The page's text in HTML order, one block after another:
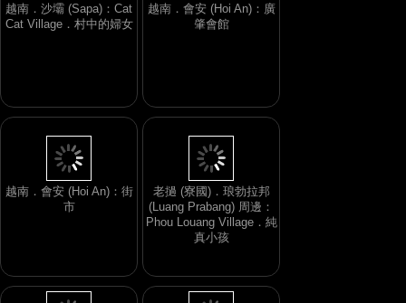
越南．沙壩 (Sapa)：Cat
Cat Village．村中的婦女
越南．會安 (Hoi An)：廣
肇會館
越南．會安 (Hoi An)：街
市
老撾 (寮國)．琅勃拉邦
(Luang Prabang) 周邊：
Phou Louang Village．純
真小孩